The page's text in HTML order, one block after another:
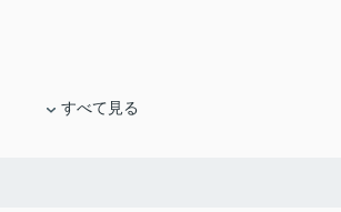
すべて見る